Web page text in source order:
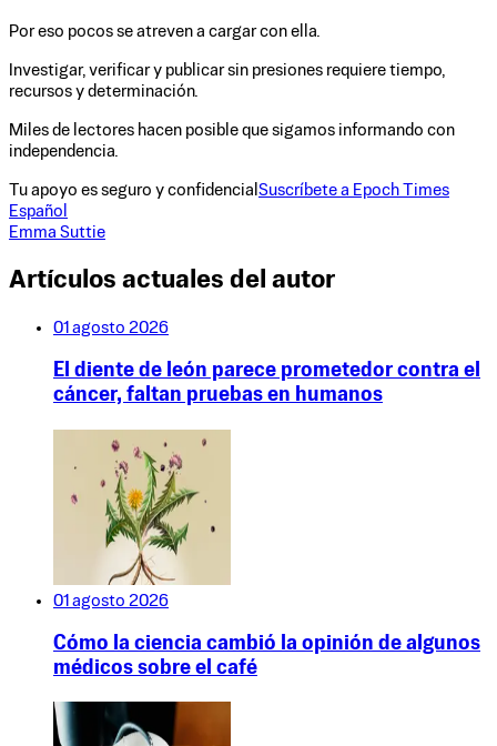
Por eso pocos se atreven a cargar con ella.
Investigar, verificar y publicar sin presiones requiere tiempo,
recursos y determinación.
Miles de lectores hacen posible que sigamos informando con
independencia.
Tu apoyo es seguro y confidencial Suscríbete a Epoch Times
Español
Emma Suttie
Artículos actuales del autor
01 agosto 2026
El diente de león parece prometedor contra el
cáncer, faltan pruebas en humanos
01 agosto 2026
Cómo la ciencia cambió la opinión de algunos
médicos sobre el café